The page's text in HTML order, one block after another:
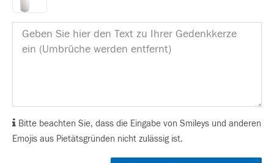
Bitte beachten Sie, dass die Eingabe von Smileys und anderen
Emojis aus Pietätsgründen nicht zulässig ist.